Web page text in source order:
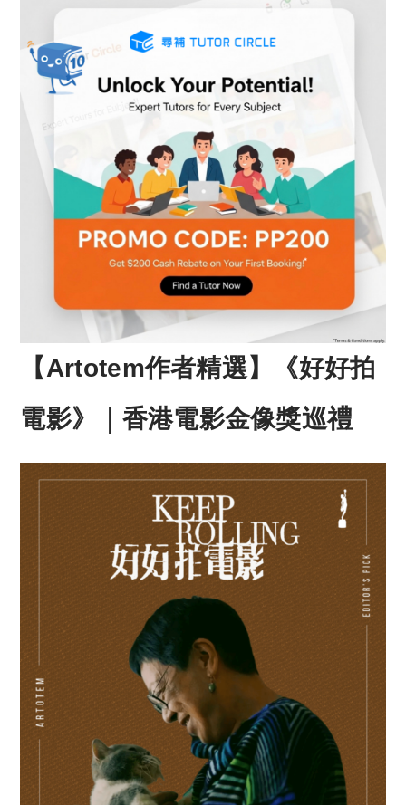
【Artotem作者精選】《好好拍
電影》｜香港電影金像獎巡禮